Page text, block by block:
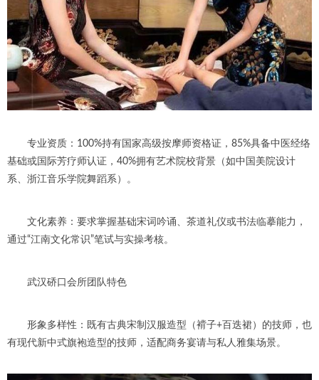
专业资质：100%持有国家高级按摩师资格证，85%具备中医经络
基础或国际芳疗师认证，40%拥有艺术院校背景（如中国美院设计
系、浙江音乐学院舞蹈系）。
文化素养：要求掌握基础宋词吟诵、茶道礼仪或书法临摹能力，
通过“江南文化常识”笔试与实操考核。
武汉硚口会所团队特色
形象多样性：既有古典宋制汉服造型（褙子+百迭裙）的技师，也
有现代新中式旗袍造型的技师，适配商务宴请与私人雅集场景。